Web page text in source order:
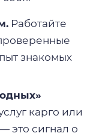
Работайте
знакомых
карго или
это сигнал о